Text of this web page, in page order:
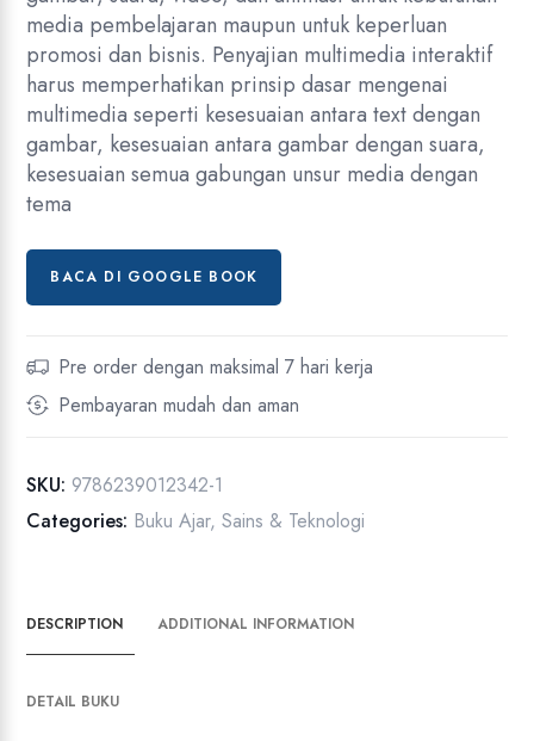
media pembelajaran maupun untuk keperluan
promosi dan bisnis. Penyajian multimedia interaktif
harus memperhatikan prinsip dasar mengenai
multimedia seperti kesesuaian antara text dengan
gambar, kesesuaian antara gambar dengan suara,
kesesuaian semua gabungan unsur media dengan
tema
BACA DI GOOGLE BOOK
Pre order dengan maksimal 7 hari kerja
Pembayaran mudah dan aman
SKU: 9786239012342-1
Categories: Buku Ajar,Sains & Teknologi
DESCRIPTION ADDITIONAL INFORMATION
DETAIL BUKU